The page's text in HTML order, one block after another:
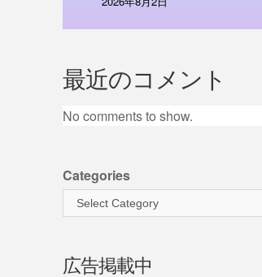
最近のコメント
No comments to show.
Categories
広告掲載中